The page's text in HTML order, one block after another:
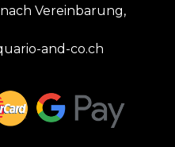
Vereinbarung,
and-co.ch